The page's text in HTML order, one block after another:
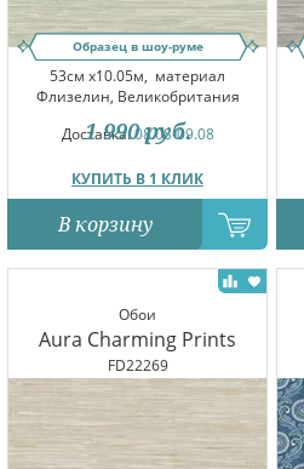
Образец в шоу-руме
53см x10.05м, материал
Флизелин, Великобритания
Доставка:08.08-09.08
КУПИТЬ В 1 КЛИК
1 990 руб.
В корзину
Обои
Aura Charming Prints
FD22269